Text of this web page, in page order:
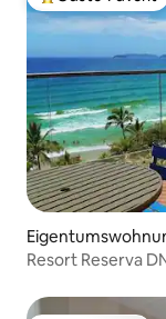
Beliebter Gäste-
Resort Reserva